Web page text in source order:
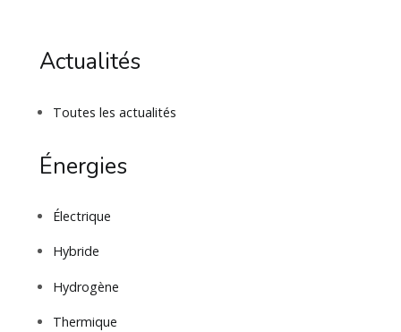
Actualités
Toutes les actualités
Énergies
Électrique
Hybride
Hydrogène
Thermique